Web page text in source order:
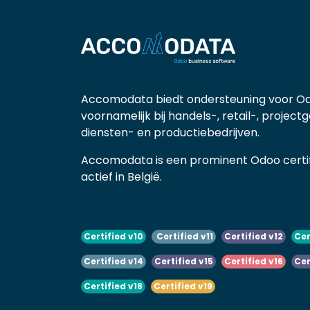
Accomodata biedt ondersteuning voor
voornamelijk bij handels-, retail-,
diensten- en productiebedrijven.
Accomodata is een prominent Odoo
actief in België.
Certified v10 Certified v11 Certified v12
Certified v14 Certified v15 Certified v16
Certified v18 Certified v19